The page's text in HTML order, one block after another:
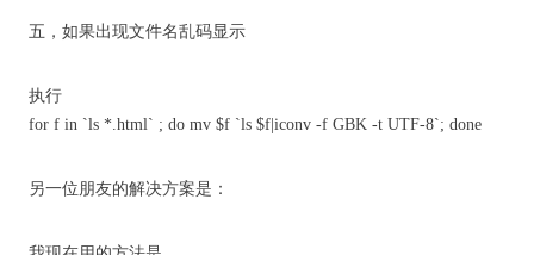
五，如果出现文件名乱码显示
执行
for f in `ls *.html` ; do mv $f `ls $f|iconv -f GBK -t UTF-8`; done
另一位朋友的解决方案是：